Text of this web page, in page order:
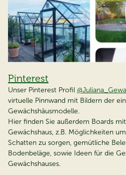
Pinterest
Unser Pinterest Profil
virtuelle Pinnwand mit Bildern der
Gewächshäusmodelle.
Hier finden Sie außerdem Boards
Gewächshaus, z.B. Möglichkeiten
Schatten zu sorgen, gemütliche
Bodenbeläge, sowie Ideen für die
Gewächshauses.